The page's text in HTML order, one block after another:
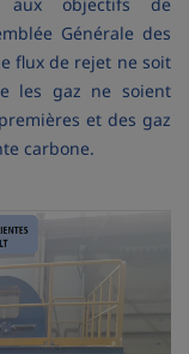
Générale des
flux de rejet ne soit
les gaz ne soient
et des gaz
carbone.